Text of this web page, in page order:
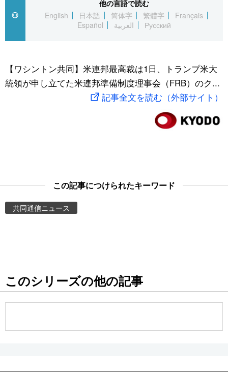
Русский
国際
文化
アーカイブ
Japan Data
動画/Live
お知らせ
スポーツ・東京2020
他の言語で読む
English
日本語 简体字 繁體字
Français
Español
العربية Русский
【ワシントン共同】米連邦最高裁は1日、トランプ米大
統領が申し立てた米連邦準備制度理事会（FRB）のク...
記事全文を読む（外部サイト）
この記事につけられたキーワード
共同通信ニュース
このシリーズの他の記事